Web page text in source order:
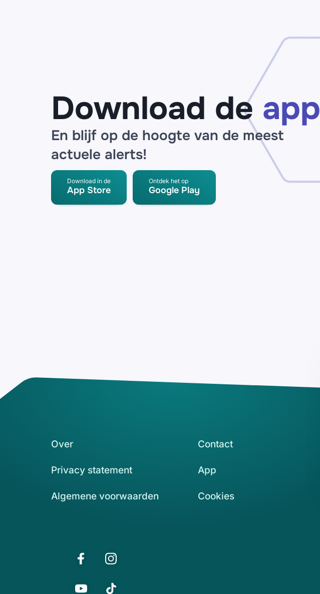
Download de app
En blijf op de hoogte van de meest
actuele alerts!
Download in de
App Store
Ontdek het op
Google Play
Over Contact
Privacy statement App
Algemene voorwaarden Cookies